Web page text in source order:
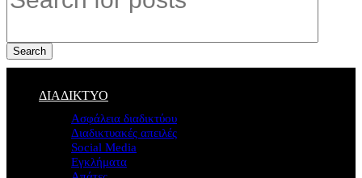
Search
ΔΙΑΔΙΚΤΥΟ
Ασφάλεια διαδικτύου
Διαδικτυακές απειλές
Social Media
Εγκλήματα